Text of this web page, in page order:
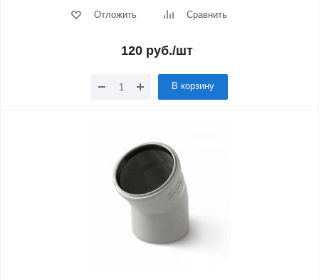
Отложить Сравнить
120 руб./шт
В корзину